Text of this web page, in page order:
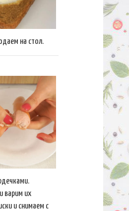
на стол.
варим их
и снимаем с